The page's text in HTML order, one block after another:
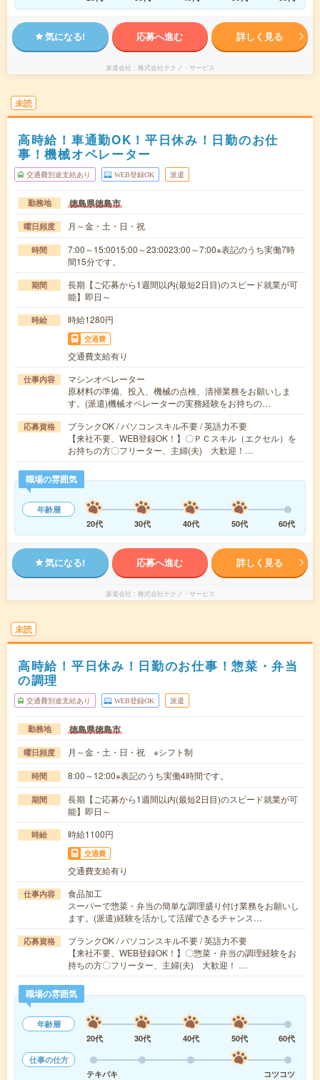
気になる! 応募へ進む 詳しく見る
派遣会社 株式会社テクノ・サービス
未読
高時給！車通勤OK！平日休み！日勤のお仕
事！機械オペレーター
交通費別途支給あり WEB登録OK 派遣
勤務地 徳島県徳島市
曜日頻度 月～金・土・日・祝
時間
7:00～15:0015:00～23:0023:00～7:00※表記のうち実働7時
間15分です。
期間
長期【ご応募から1週間以内(最短2日目)のスピード就業が可
能】即日～
時給 時給1280円
交通費
交通費支給有り
仕事内容
マシンオペレーター
原材料の準備、投入、機械の点検、清掃業務をお願いしま
す。(派遣)機械オペレーターの実務経験をお持ちの…
応募資格
ブランクOK / パソコンスキル不要 / 英語力不要
【来社不要、WEB登録OK！】〇ＰＣスキル（エクセル）を
お持ちの方〇フリーター、主婦(夫) 大歓迎！…
職場の雰囲気
年齢層
20代
30代 40代 50代 60代
気になる! 応募へ進む 詳しく見る
派遣会社 株式会社テクノ・サービス
未読
高時給！平日休み！日勤のお仕事！惣菜・弁当
の調理
交通費別途支給あり WEB登録OK 派遣
勤務地 徳島県徳島市
曜日頻度 月～金・土・日・祝 ※シフト制
時間 8:00～12:00※表記のうち実働4時間です。
期間
長期【ご応募から1週間以内(最短2日目)のスピード就業が可
能】即日～
時給 時給1100円
交通費
交通費支給有り
仕事内容
食品加工
スーパーで惣菜・弁当の簡単な調理盛り付け業務をお願いし
ます。(派遣)経験を活かして活躍できるチャンス…
応募資格
ブランクOK / パソコンスキル不要 / 英語力不要
【来社不要、WEB登録OK！】〇惣菜・弁当の調理経験をお
持ちの方〇フリーター、主婦(夫) 大歓迎！ …
職場の雰囲気
年齢層
20代
30代 40代 50代
60代
仕事の仕方
テキパキ
コツコツ